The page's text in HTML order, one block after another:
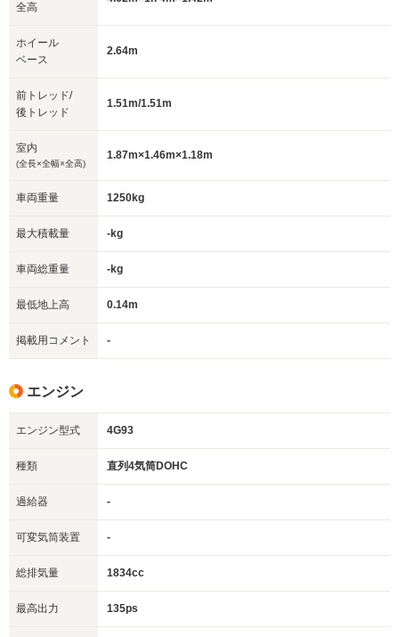
全高
ホイール
ベース
2.64m
前トレッド/
後トレッド
1.51m/1.51m
室内
(全長×全幅×全高)
1.87m×1.46m×1.18m
車両重量 1250kg
最大積載量 -kg
車両総重量 -kg
最低地上高 0.14m
掲載用コメント -
エンジン
エンジン型式 4G93
種類 直列4気筒DOHC
過給器 -
可変気筒装置 -
総排気量 1834cc
最高出力 135ps